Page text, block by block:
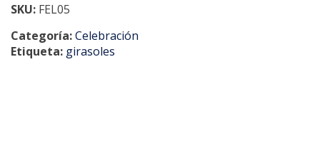
SKU: FEL05
Categoría:Celebración
Etiqueta: girasoles